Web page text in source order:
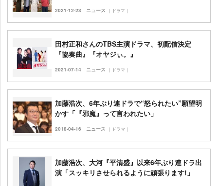
2021-12-23 ニュース ｜ドラマ｜
田村正和さんのTBS主演ドラマ、初配信決定
『協奏曲』『オヤジぃ。』
2021-07-14 ニュース ｜ドラマ｜
加藤浩次、6年ぶり連ドラで“怒られたい”願望明
かす「『邪魔』って言われたい」
2018-04-16 ニュース ｜ドラマ｜
加藤浩次、大河『平清盛』以来6年ぶり連ドラ出
演「スッキリさせられるように頑張ります!」